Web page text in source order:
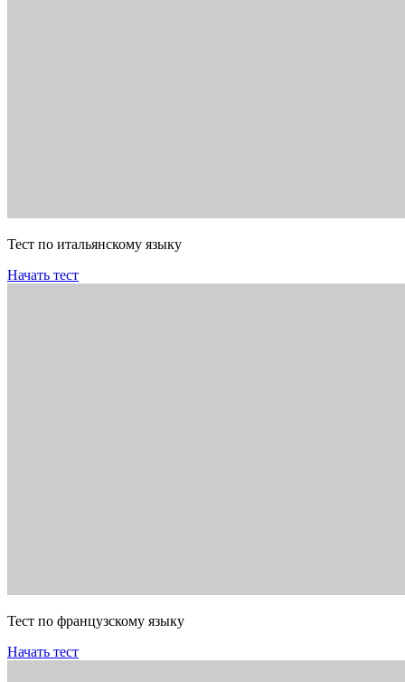
Тест по итальянскому языку
Начать тест
Тест по французскому языку
Начать тест